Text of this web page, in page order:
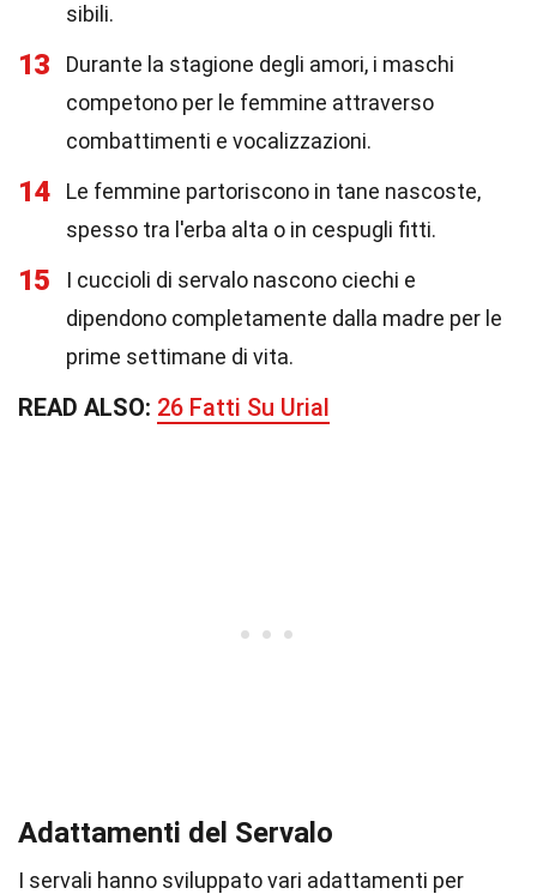
sibili.
13
Durante la stagione degli amori, i maschi
competono per le femmine attraverso
combattimenti e vocalizzazioni.
14
Le femmine partoriscono in tane nascoste,
spesso tra l'erba alta o in cespugli fitti.
15
I cuccioli di servalo nascono ciechi e
dipendono completamente dalla madre per le
prime settimane di vita.
READ ALSO: 26 Fatti Su Urial
Adattamenti del Servalo
I servali hanno sviluppato vari adattamenti per